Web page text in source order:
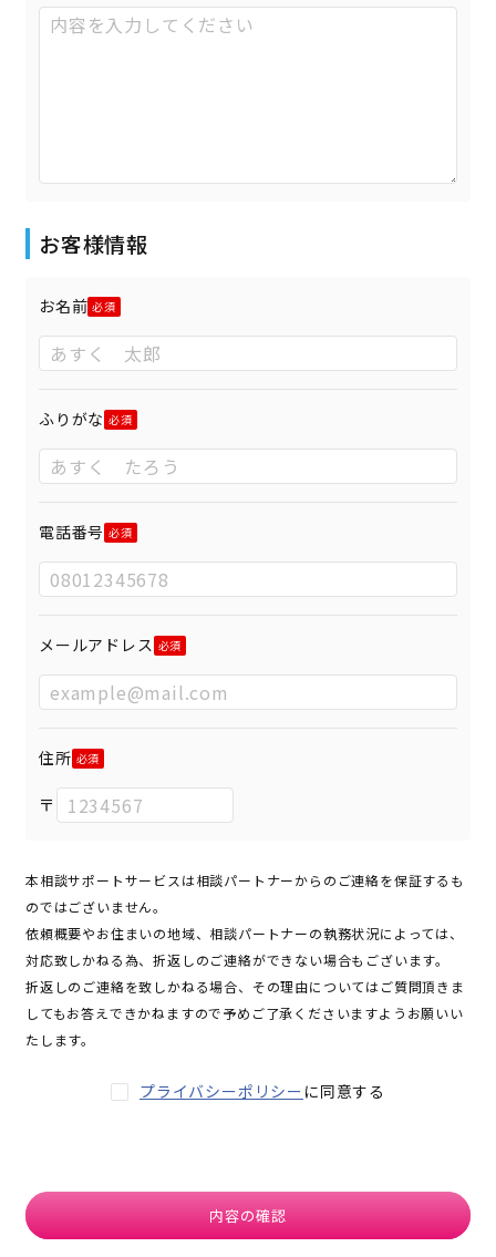
お客様情報
お名前
ふりがな
電話番号
メールアドレス
住所
〒
本相談サポートサービスは相談パートナーからのご連絡を保証するも
のではございません。
依頼概要やお住まいの地域、相談パートナーの執務状況によっては、
対応致しかねる為、折返しのご連絡ができない場合もございます。
折返しのご連絡を致しかねる場合、その理由についてはご質問頂きま
してもお答えできかねますので予めご了承くださいますようお願いい
たします。
プライバシーポリシー に同意する
内容の確認